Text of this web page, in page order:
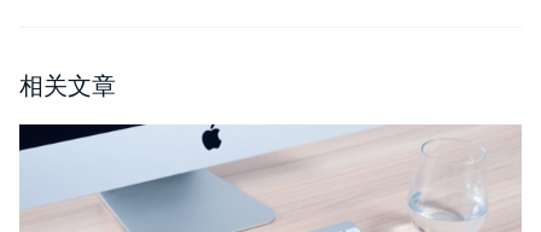
相关文章